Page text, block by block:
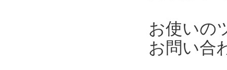
お使いの
お問い合